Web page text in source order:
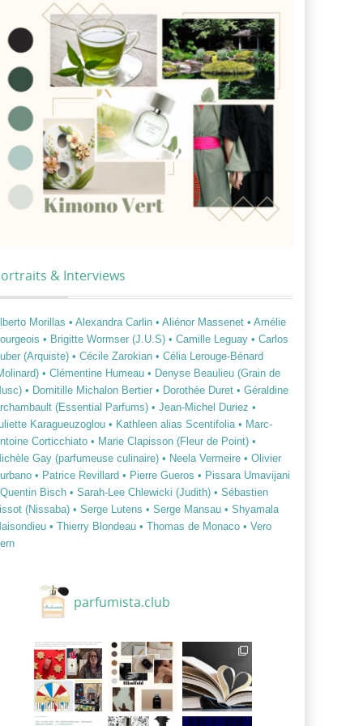
& Interviews
Morillas • Alexandra Carlin • Aliénor Massenet • Amélie
• Brigitte Wormser (J.U.S) • Camille Leguay • Carlos
(Arquiste) • Cécile Zarokian • Célia Lerouge-Bénard
• Clémentine Humeau • Denyse Beaulieu (Grain de
• Domitille Michalon Bertier • Dorothée Duret • Géraldine
(Essential Parfums) • Jean-Michel Duriez •
Karagueuzoglou • Kathleen alias Scentifolia • Marc-
Corticchiato • Marie Clapisson (Fleur de Point) •
Gay (parfumeuse culinaire) • Neela Vermeire • Olivier
• Patrice Revillard • Pierre Gueros • Pissara Umavijani
Bisch • Sarah-Lee Chlewicki (Judith) • Sébastien
(Nissaba) • Serge Lutens • Serge Mansau • Shyamala
• Thierry Blondeau • Thomas de Monaco • Vero
parfumista.club